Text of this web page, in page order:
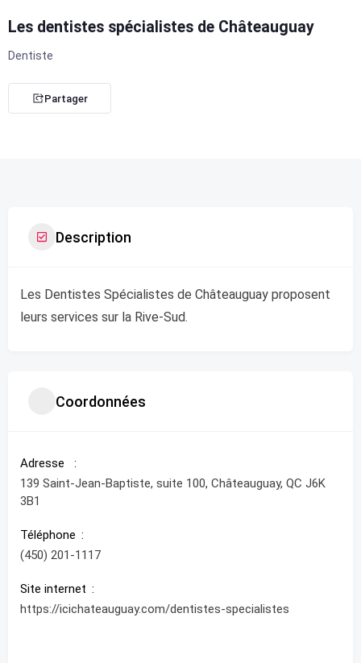
Les dentistes spécialistes de Châteauguay
Dentiste
Partager
Description
Les Dentistes Spécialistes de Châteauguay proposent
leurs services sur la Rive-Sud.
Coordonnées
Adresse
139 Saint-Jean-Baptiste, suite 100, Châteauguay, QC J6K
3B1
Téléphone
(450) 201-1117
Site internet
https://icichateauguay.com/dentistes-specialistes